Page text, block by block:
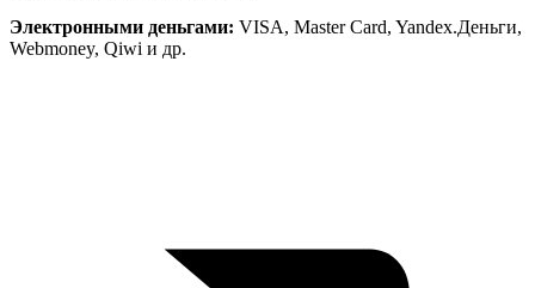
Электронными деньгами: VISA, Master Card, Yandex.Деньги,
Webmoney, Qiwi и др.